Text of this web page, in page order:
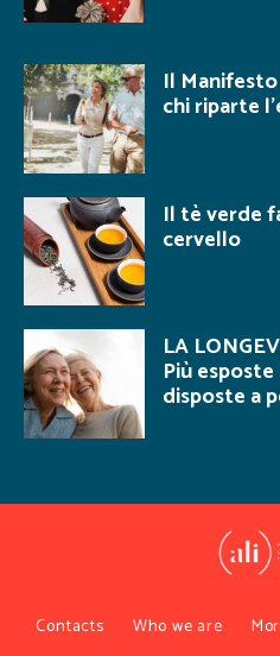
Il
chi riparte
Il tè verde
cervello
LA
Più
disposte a
Contacts Who we are